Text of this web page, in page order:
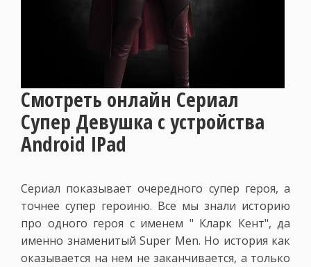
Смотреть онлайн Сериал
Супер Девушка с устройства
Android IPad
Сериал показывает очередного супер героя, а
точнее супер героиню. Все мы знали историю
про одного героя с именем " Кларк Кент", да
именно знаменитый Super Men. Но история как
оказывается на нем не заканчивается, а только